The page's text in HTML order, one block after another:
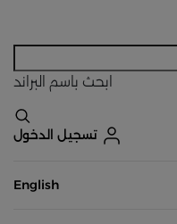
ابحث باسم البراند
تسجيل الدخول
English